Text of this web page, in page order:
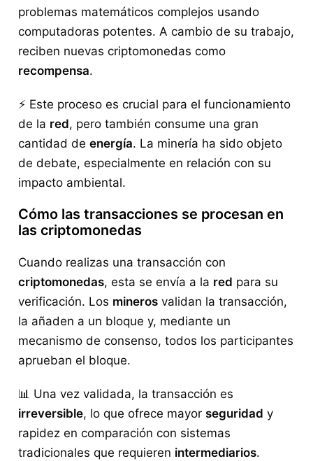
problemas matemáticos complejos usando
computadoras potentes. A cambio de su trabajo,
reciben nuevas criptomonedas como
recompensa.
⚡ Este proceso es crucial para el funcionamiento
de la red, pero también consume una gran
cantidad de energía. La minería ha sido objeto
de debate, especialmente en relación con su
impacto ambiental.
Cómo las transacciones se procesan en
las criptomonedas
Cuando realizas una transacción con
criptomonedas, esta se envía a la red para su
verificación. Los minerosvalidan la transacción,
la añaden a un bloque y, mediante un
mecanismo de consenso, todos los participantes
aprueban el bloque.
📊 Una vez validada, la transacción es
irreversible, lo que ofrece mayor seguridad y
rapidez en comparación con sistemas
tradicionales que requieren intermediarios.